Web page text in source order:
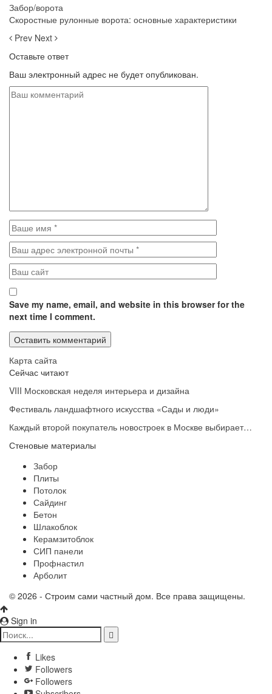
Забор/ворота
Скоростные рулонные ворота: основные характеристики
Prev Next
Оставьте ответ
Ваш электронный адрес не будет опубликован.
Save my name, email, and website in this browser for the
next time I comment.
Карта сайта
Сейчас читают
VIII Московская неделя интерьера и дизайна
Фестиваль ландшафтного искусства «Сады и люди»
Каждый второй покупатель новостроек в Москве выбирает…
Стеновые материалы
Забор
Плиты
Потолок
Сайдинг
Бетон
Шлакоблок
Керамзитоблок
СИП панели
Профнастил
Арболит
© 2026 - Строим сами частный дом. Все права защищены.
Sign in
Likes
Followers
Followers